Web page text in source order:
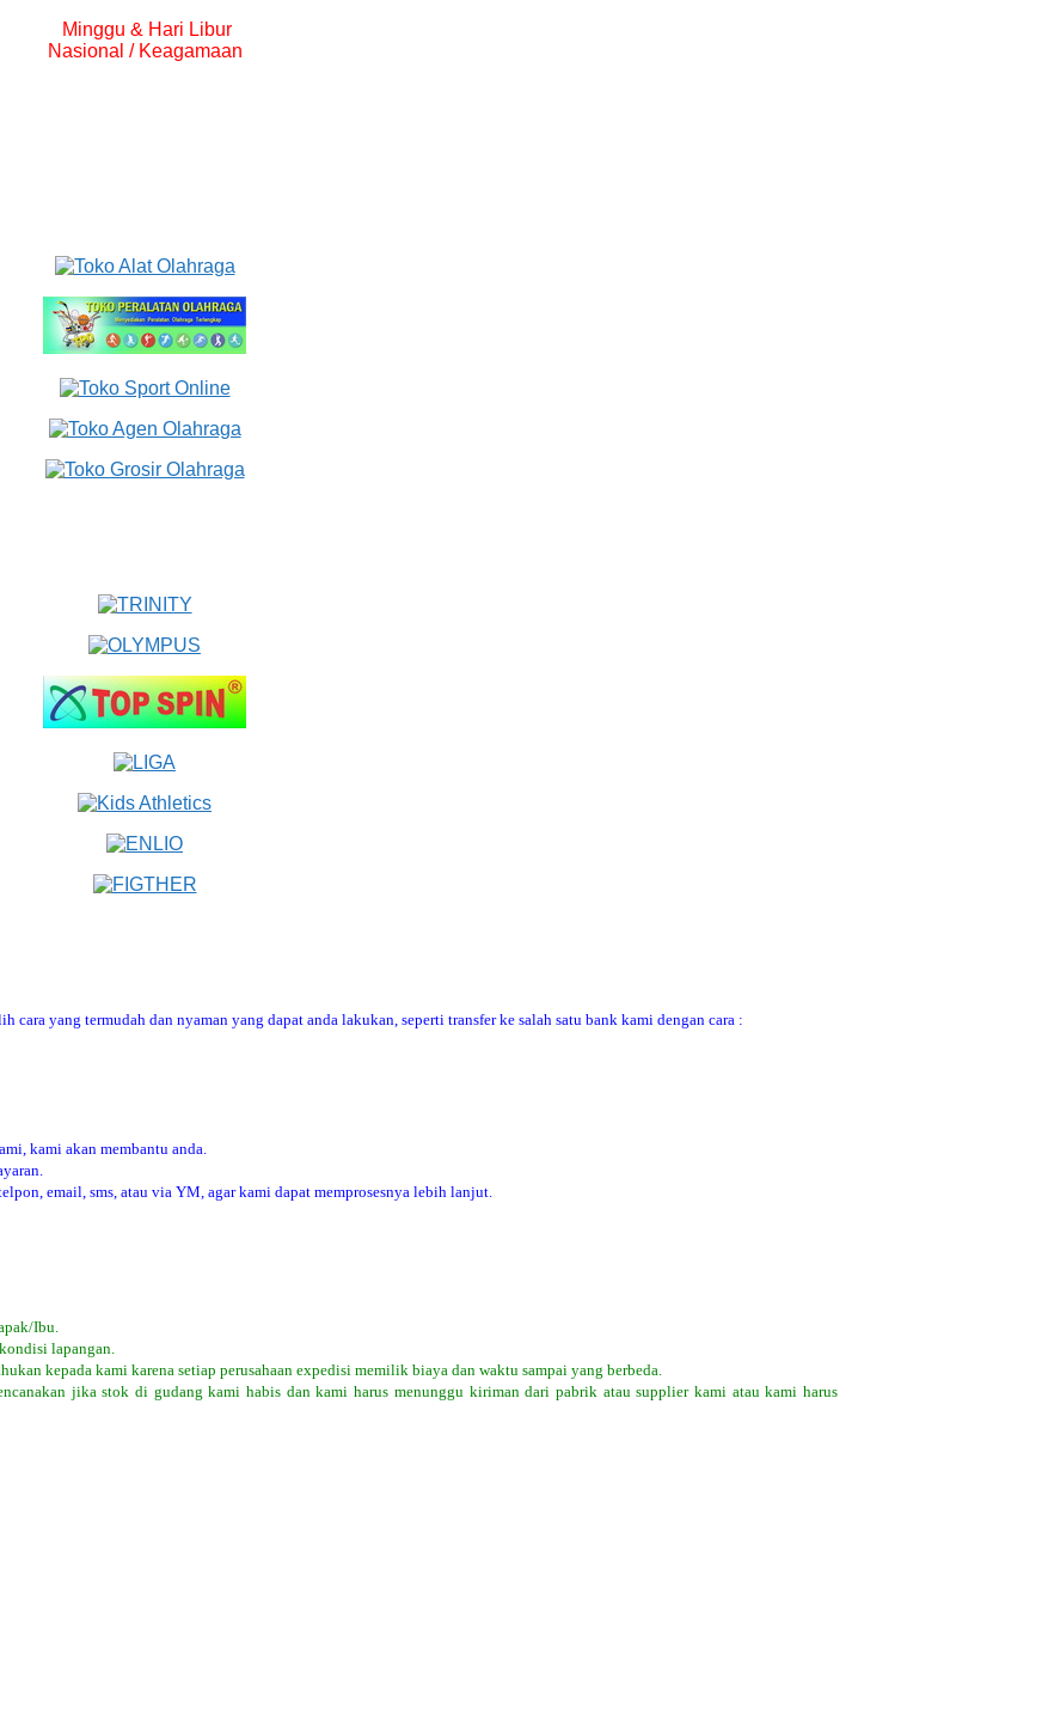
Minggu & Hari Libur
Nasional / Keagamaan
cara yang termudah dan nyaman yang dapat anda lakukan, seperti transfer ke salah satu bank kami dengan cara :
kami akan membantu anda.
email, sms, atau via YM, agar kami dapat memprosesnya lebih lanjut.
Ibu.
lapangan.
kepada kami karena setiap perusahaan expedisi memilik biaya dan waktu sampai yang berbeda.
jika stok di gudang kami habis dan kami harus menunggu kiriman dari pabrik atau supplier kami atau kami harus